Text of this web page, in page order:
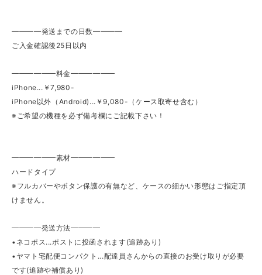
━━━━発送までの日数━━━━
ご入金確認後25日以内
━━━━━━料金━━━━━━
iPhone...￥7,980-
iPhone以外（Android)...￥9,080-（ケース取寄せ含む）
※ご希望の機種を必ず備考欄にご記載下さい！
━━━━━━素材━━━━━━
ハードタイプ
※フルカバーやボタン保護の有無など、ケースの細かい形態はご指定頂
けません。
━━━━発送方法━━━━
•ネコポス...ポストに投函されます(追跡あり)
•ヤマト宅配便コンパクト...配達員さんからの直接のお受け取りが必要
です(追跡や補償あり)